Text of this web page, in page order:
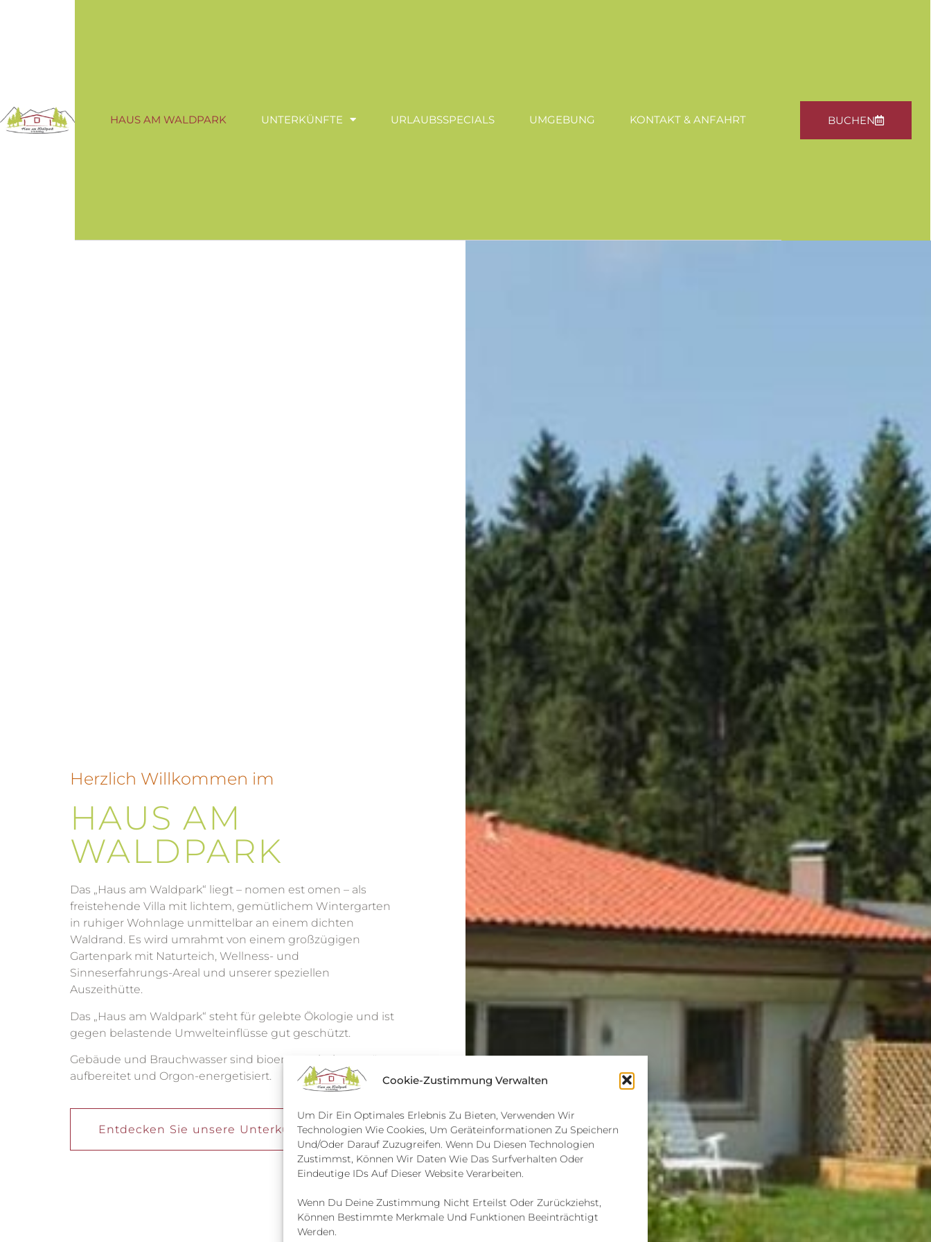
Cookie-Zustimmung Verwalten
Um Dir Ein Optimales Erlebnis Zu Bieten, Verwenden Wir
Technologien Wie Cookies, Um Geräteinformationen Zu Speichern
Und/oder Darauf Zuzugreifen. Wenn Du Diesen Technologien
Zustimmst, Können Wir Daten Wie Das Surfverhalten Oder
Eindeutige IDs Auf Dieser Website Verarbeiten.
Wenn Du Deine Zustimmung Nicht Erteilst Oder Zurückziehst,
Können Bestimmte Merkmale Und Funktionen Beeinträchtigt
Werden.
HAUS AM WALDPARK UNTERKÜNFTE URLAUBSSPECIALS UMGEBUNG KONTAKT & ANFAHRT BUCHEN
Herzlich Willkommen im
HAUS AM
WALDPARK
Das „Haus am Waldpark“ liegt – nomen est omen – als
freistehende Villa mit lichtem, gemütlichem Wintergarten
in ruhiger Wohnlage unmittelbar an einem dichten
Waldrand. Es wird umrahmt von einem großzügigen
Gartenpark mit Naturteich, Wellness- und
Sinneserfahrungs-Areal und unserer speziellen
Auszeithütte.
Das „Haus am Waldpark“ steht für gelebte Ökologie und ist
gegen belastende Umwelteinflüsse gut geschützt.
Gebäude und Brauchwasser sind bioenergetisch entstört,
aufbereitet und Orgon-energetisiert.
Entdecken Sie unsere Unterkünfte